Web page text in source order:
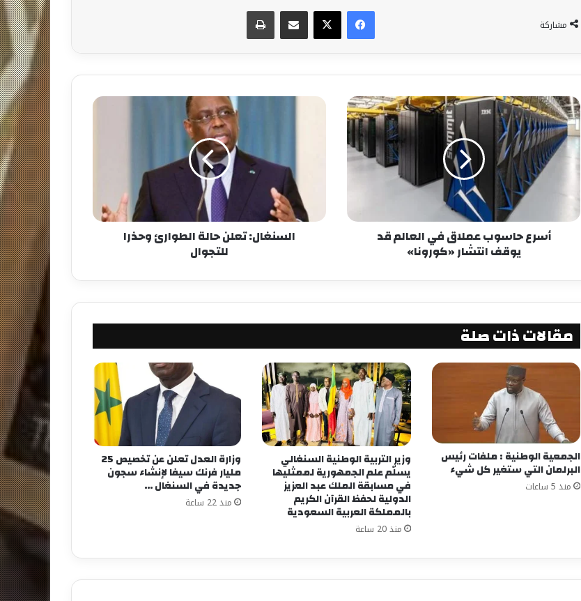
مشاركة
فيسبوكX مشاركة عبر البريد طباعة
أسرع حاسوب عملاق في العالم قد
يوقف انتشار «كورونا»
السنغال: تعلن حالة الطوارئ وحذرا
للتجوال
مقالات ذات صلة
الجمعية الوطنية : ملفات رئيس
البرلمان التي ستغير كل شيء
منذ 5 ساعات
وزير التربية الوطنية السنغالي
يسلّم علم الجمهورية لممثليها
في مسابقة الملك عبد العزيز
الدولية لحفظ القرآن الكريم
بالمملكة العربية السعودية
منذ 20 ساعة
وزارة العدل تعلن عن تخصيص 25
مليار فرنك سيفا لإنشاء سجون
جديدة في السنغال …
منذ 22 ساعة